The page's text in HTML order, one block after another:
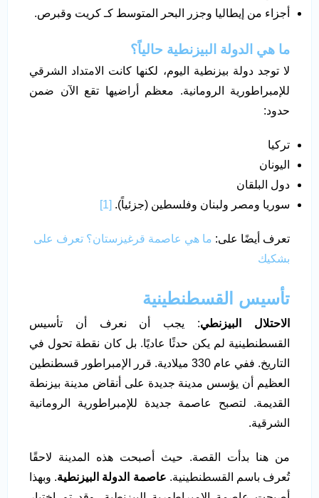
أجزاء من إيطاليا وجزر البحر المتوسط كـ كريت وقبرص.
ما هي الدولة البيزنطية حالياً؟
لا توجد دولة بيزنطية اليوم، لكنها كانت الامتداد الشرقي
للإمبراطورية الرومانية. معظم أراضيها تقع الآن ضمن
حدود:
تركيا
اليونان
دول البلقان
سوريا ومصر ولبنان وفلسطين (جزئياً). [1]
تعرف أيضًا على: ما هي عاصمة قرغيزستان؟ تعرف على
بشكيك
تأسيس القسطنطينية
الاحتلال البيزنطي: يجب أن نعرف أن تأسيس
القسطنطينية لم يكن حدثًا عاديًا. بل كان نقطة تحول في
التاريخ. ففي عام 330 ميلادية. قرر الإمبراطور قسطنطين
العظيم أن يؤسس مدينة جديدة على أنقاض مدينة بيزنطة
القديمة. لتصبح عاصمة جديدة للإمبراطورية الرومانية
الشرقية.
من هنا بدأت القصة. حيث أصبحت هذه المدينة لاحقًا
تُعرف باسم القسطنطينية. عاصمة الدولة البيزنطية. وبهذا